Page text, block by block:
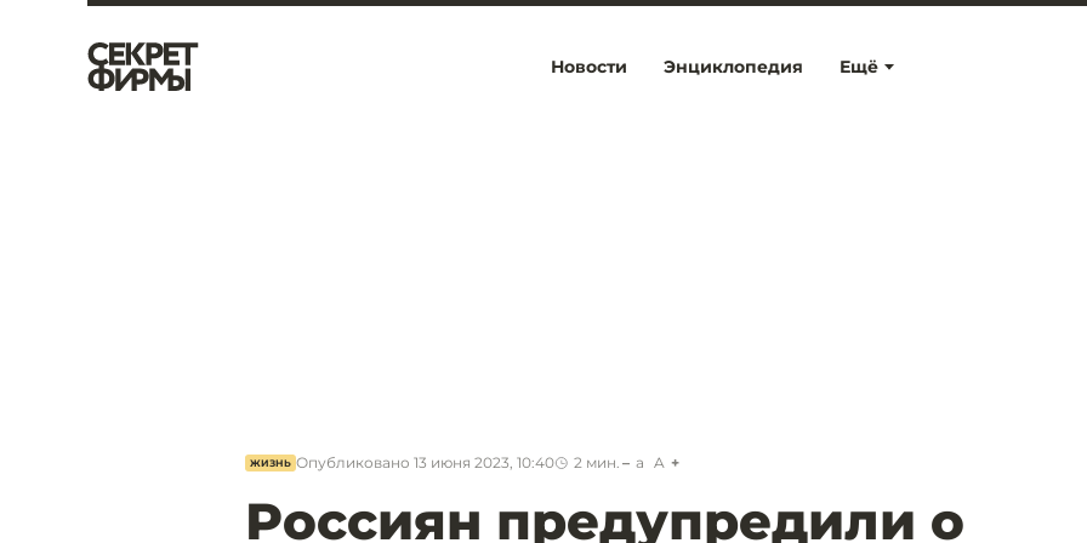
Ещё
Новости Энциклопедия
ЖИЗНЬ Опубликовано 13 июня 2023, 10:40 2 мин. a A
Россиян предупредили о